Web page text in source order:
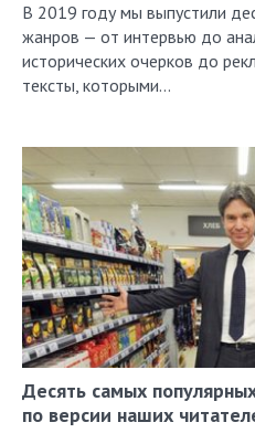
В 2019 году мы выпустили
жанров — от интервью до
исторических очерков до
тексты, которыми…
Десять самых
по версии наших